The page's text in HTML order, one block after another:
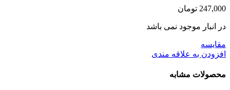
247,000 تومان
در انبار موجود نمی باشد
مقایسه
افزودن به علاقه مندی
محصولات مشابه